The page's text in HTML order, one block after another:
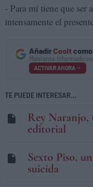
- Para mí tiene que ser
intensamente el
Añadir Coolt
Mantente informado
ACTIVAR AHORA
TE PUEDE INTERESAR...
Rey Naranjo,
editorial
Sexto Piso,
suicida